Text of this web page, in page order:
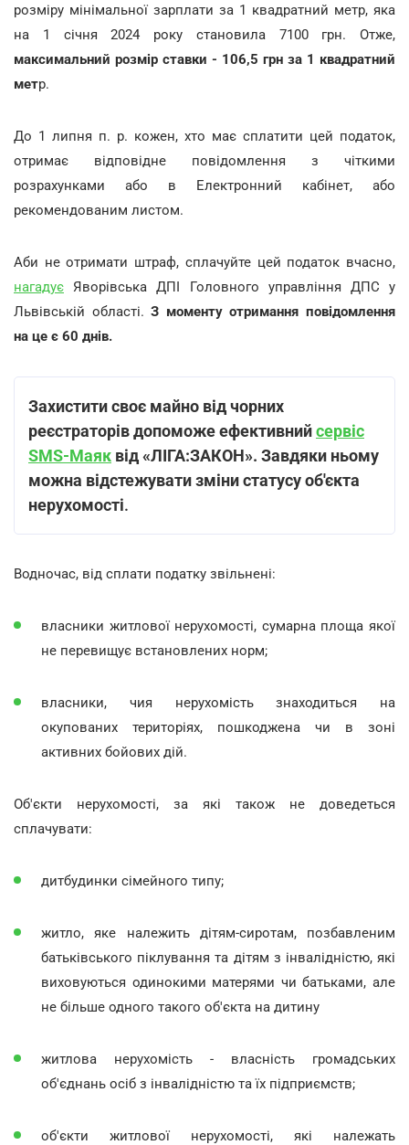
розміру мінімальної зарплати за 1 квадратний метр, яка
на 1 січня 2024 року становила 7100 грн. Отже,
максимальний розмір ставки - 106,5 грн за 1 квадратний
метр.
До 1 липня п. р. кожен, хто має сплатити цей податок,
отримає відповідне повідомлення з чіткими
розрахунками або в Електронний кабінет, або
рекомендованим листом.
Аби не отримати штраф, сплачуйте цей податок вчасно,
нагадує Яворівська ДПІ Головного управління ДПС у
Львівській області.З моменту отримання повідомлення
на це є 60 днів.
Захистити своє майно від чорних
реєстраторів допоможе ефективнийсервіс
SMS-Маяк від «ЛІГА:ЗАКОН». Завдяки ньому
можна відстежувати зміни статусу об'єкта
нерухомості.
Водночас, від сплати податку звільнені:
власники житлової нерухомості, сумарна площа якої
не перевищує встановлених норм;
власники, чия нерухомість знаходиться на
окупованих територіях, пошкоджена чи в зоні
активних бойових дій.
Об'єкти нерухомості, за які також не доведеться
сплачувати:
дитбудинки сімейного типу;
житло, яке належить дітям-сиротам, позбавленим
батьківського піклування та дітям з інвалідністю, які
виховуються одинокими матерями чи батьками, але
не більше одного такого об'єкта на дитину
житлова нерухомість - власність громадських
об'єднань осіб з інвалідністю та їх підприємств;
об'єкти житлової нерухомості, які належать